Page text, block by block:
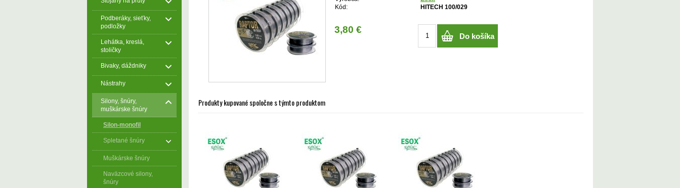
Podberáky, sieťky,
podložky
Lehátka, kreslá,
stoličky
Bivaky, dáždniky
Nástrahy
Silony, šnúry,
muškárske šnúry
Silon-monofil
Spletané šnúry
Muškárske šnúry
Naväzcové silony,
šnúry
Kód:
HITECH 100/029
3,80 €
Do košíka
Produkty kupované spoločne s týmto produktom